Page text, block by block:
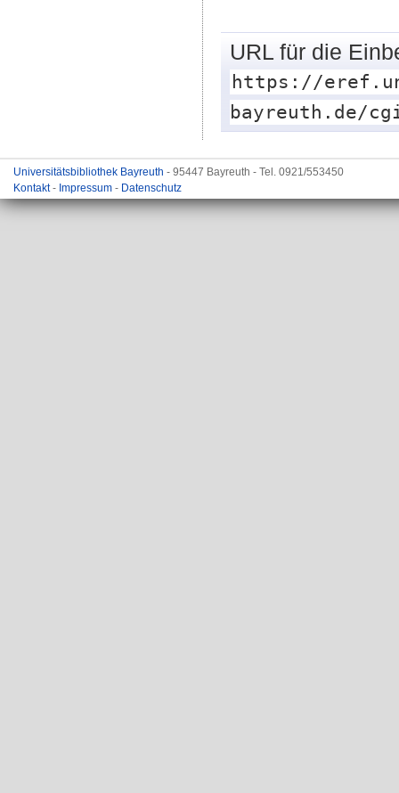
URL für die
https://
bayreuth.de/
Universitätsbibliothek Bayreuth - 95447 Bayreuth - Tel. 0921/553450
Kontakt- Impressum - Datenschutz